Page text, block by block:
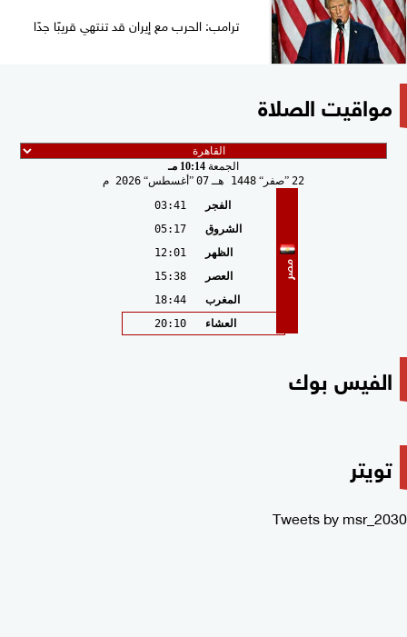
ترامب: الحرب مع إيران قد تنتهي قريبًا جدًا
مواقيت الصلاة
الجمعة 10:14 مـ
22 صفر 1448 هـ 07 أغسطس 2026 م
مصر
الفجر
03:41
الشروق
05:17
الظهر
12:01
العصر
15:38
المغرب
18:44
العشاء
20:10
الفيس بوك
تويتر
Tweets by msr_2030